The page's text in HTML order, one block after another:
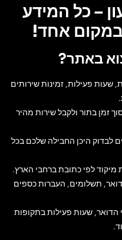
– כל המידע
אחד!
באתר?
שעות פעילות, זמינות שירותים
זמן בתור ולקבל שירות מהיר
לבדוק היכן החבילה שלכם בכל
מיקוד לפי כתובת ברחבי הארץ.
תשלומים, העברות כספים
הדואר, שעות פעילות בתקופות